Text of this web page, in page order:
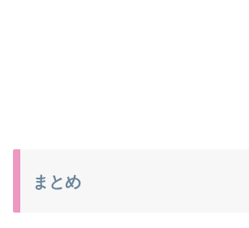
まとめ